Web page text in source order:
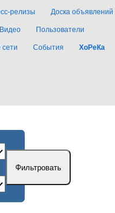
релизы Доска объявлений
Видео Пользователи
сети События ХоРеКа